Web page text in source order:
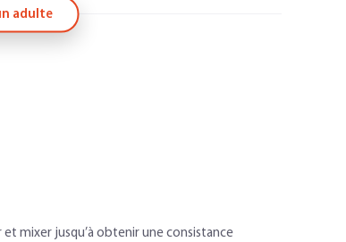
adulte
et mixer jusqu’à obtenir une consistance